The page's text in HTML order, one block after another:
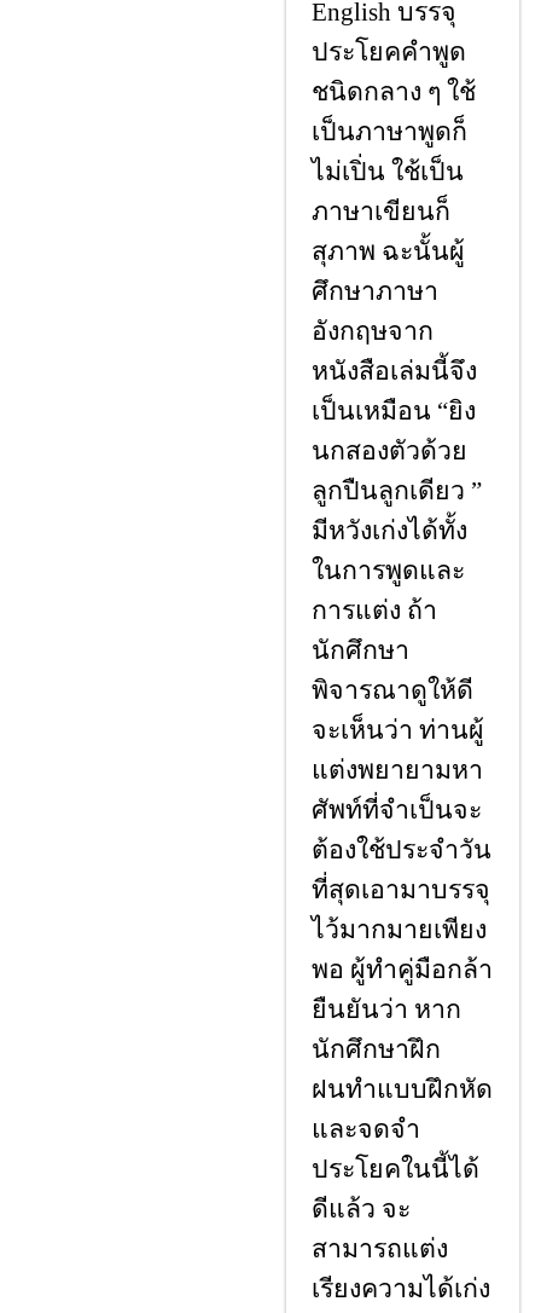
English บรรจุ
ประโยคคําพูด
ชนิดกลาง ๆ ใช้
เป็นภาษาพูดก็
ไม่เปิ่น ใช้เป็น
ภาษาเขียนก็
สุภาพ ฉะนั้นผู้
ศึกษาภาษา
อังกฤษจาก
หนังสือเล่มนี้จึง
เป็นเหมือน “ยิง
นกสองตัวด้วย
ลูกปืนลูกเดียว ”
มีหวังเก่งได้ทั้ง
ในการพูดและ
การแต่ง ถ้า
นักศึกษา
พิจารณาดูให้ดี
จะเห็นว่า ท่านผู้
แต่งพยายามหา
ศัพท์ที่จําเป็นจะ
ต้องใช้ประจําวัน
ที่สุดเอามาบรรจุ
ไว้มากมายเพียง
พอ ผู้ทําคู่มือกล้า
ยืนยันว่า หาก
นักศึกษาฝึก
ฝนทําแบบฝึกหัด
และจดจํา
ประโยคในนี้ได้
ดีแล้ว จะ
สามารถแต่ง
เรียงความได้เก่ง